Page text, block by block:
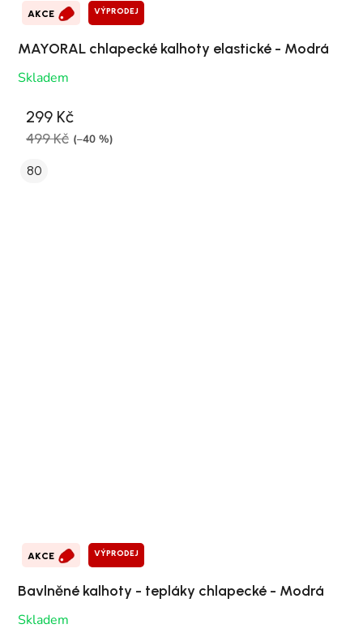
AKCE VÝPRODEJ
MAYORAL chlapecké kalhoty elastické - Modrá
Skladem
299 Kč
499 Kč (–40 %)
80
AKCE VÝPRODEJ
Bavlněné kalhoty - tepláky chlapecké - Modrá
Skladem